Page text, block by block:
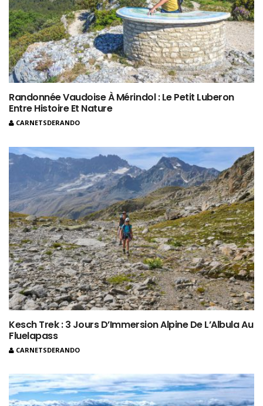
Randonnée Vaudoise À Mérindol : Le Petit Luberon
Entre Histoire Et Nature
CARNETSDERANDO
Kesch Trek : 3 Jours D’Immersion Alpine De L’Albula Au
Fluelapass
CARNETSDERANDO